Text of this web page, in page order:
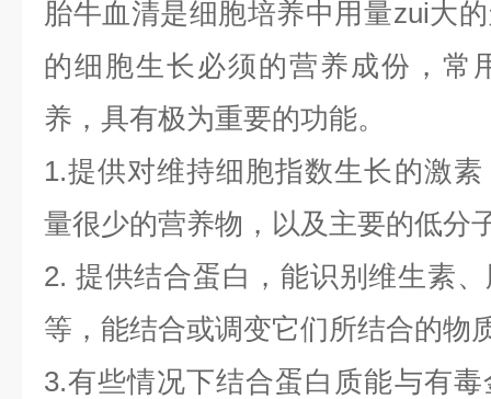
胎牛血清是细胞培养中用量zui大
的细胞生长必须的营养成份，常
养，具有极为重要的功能。
1.提供对维持细胞指数生长的激
量很少的营养物，以及主要的低分
2. 提供结合蛋白，能识别维生素
等，能结合或调变它们所结合的物
3.有些情况下结合蛋白质能与有